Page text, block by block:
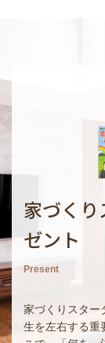
家づく
ゼント
Present
家づくりスター
生を左右する重